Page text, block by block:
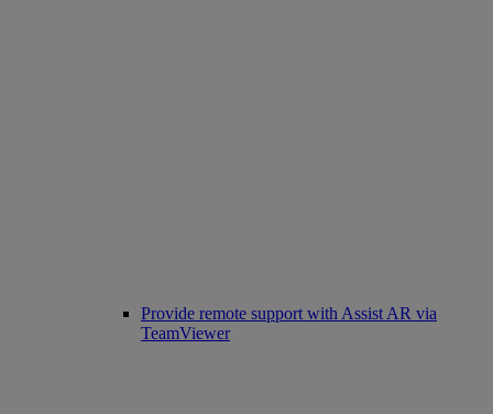
Provide remote support with Assist AR via
TeamViewer